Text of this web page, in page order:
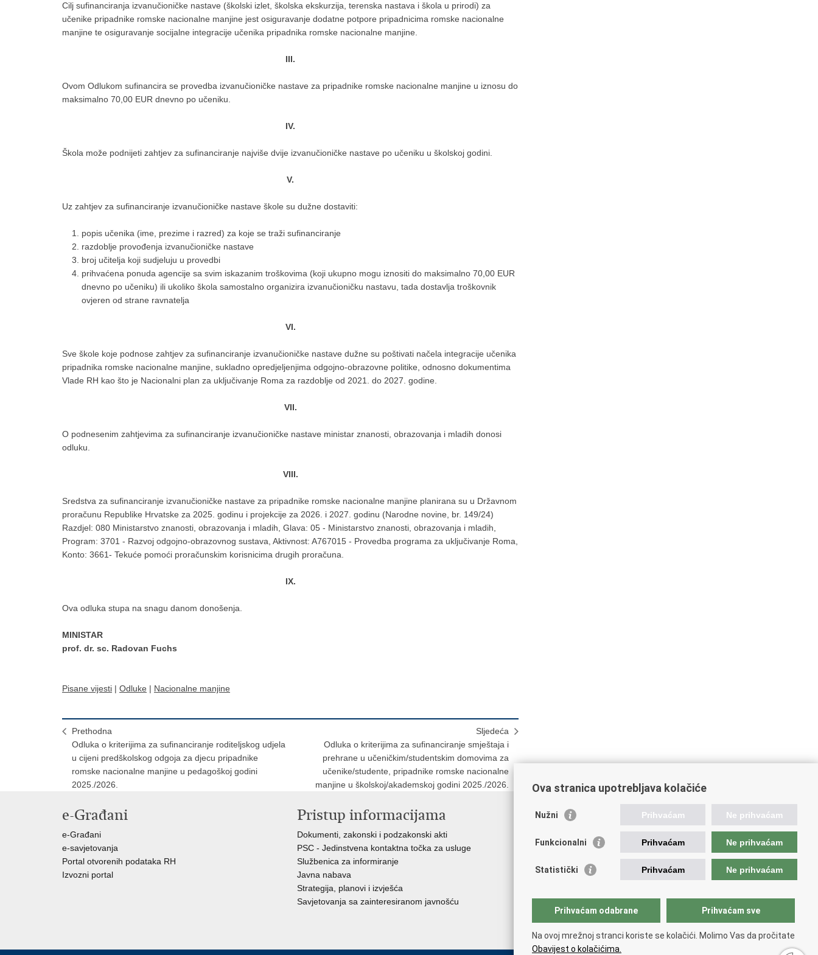
Cilj sufinanciranja izvanučioničke nastave (školski izlet, školska ekskurzija, terenska nastava i škola u prirodi) za
učenike pripadnike romske nacionalne manjine jest osiguravanje dodatne potpore pripadnicima romske nacionalne
manjine te osiguravanje socijalne integracije učenika pripadnika romske nacionalne manjine.
III.
Ovom Odlukom sufinancira se provedba izvanučioničke nastave za pripadnike romske nacionalne manjine u iznosu do
maksimalno 70,00 EUR dnevno po učeniku.
IV.
Škola može podnijeti zahtjev za sufinanciranje najviše dvije izvanučioničke nastave po učeniku u školskoj godini.
V.
Uz zahtjev za sufinanciranje izvanučioničke nastave škole su dužne dostaviti:
popis učenika (ime, prezime i razred) za koje se traži sufinanciranje
razdoblje provođenja izvanučioničke nastave
broj učitelja koji sudjeluju u provedbi
prihvaćena ponuda agencije sa svim iskazanim troškovima (koji ukupno mogu iznositi do maksimalno 70,00 EUR
dnevno po učeniku) ili ukoliko škola samostalno organizira izvanučioničku nastavu, tada dostavlja troškovnik
ovjeren od strane ravnatelja
VI.
Sve škole koje podnose zahtjev za sufinanciranje izvanučioničke nastave dužne su poštivati načela integracije učenika
pripadnika romske nacionalne manjine, sukladno opredjeljenjima odgojno-obrazovne politike, odnosno dokumentima
Vlade RH kao što je Nacionalni plan za uključivanje Roma za razdoblje od 2021. do 2027. godine.
VII.
O podnesenim zahtjevima za sufinanciranje izvanučioničke nastave ministar znanosti, obrazovanja i mladih donosi
odluku.
VIII.
Sredstva za sufinanciranje izvanučioničke nastave za pripadnike romske nacionalne manjine planirana su u Državnom
proračunu Republike Hrvatske za 2025. godinu i projekcije za 2026. i 2027. godinu (Narodne novine, br. 149/24)
Razdjel: 080 Ministarstvo znanosti, obrazovanja i mladih, Glava: 05 - Ministarstvo znanosti, obrazovanja i mladih,
Program: 3701 - Razvoj odgojno-obrazovnog sustava, Aktivnost: A767015 - Provedba programa za uključivanje Roma,
Konto: 3661- Tekuće pomoći proračunskim korisnicima drugih proračuna.
IX.
Ova odluka stupa na snagu danom donošenja.
MINISTAR
prof. dr. sc. Radovan Fuchs
Pisane vijesti | Odluke | Nacionalne manjine
Prethodna
Odluka o kriterijima za sufinanciranje roditeljskog udjela
u cijeni predškolskog odgoja za djecu pripadnike
romske nacionalne manjine u pedagoškoj godini
2025./2026.
Sljedeća
Odluka o kriterijima za sufinanciranje smještaja i
prehrane u učeničkim/studentskim domovima za
učenike/studente, pripadnike romske nacionalne
manjine u školskoj/akademskoj godini 2025./2026.
e-Građani
e-Građani
e-savjetovanja
Portal otvorenih podataka RH
Izvozni portal
Pristup informacijama
Dokumenti, zakonski i podzakonski akti
PSC - Jedinstvena kontaktna točka za usluge
Službenica za informiranje
Javna nabava
Strategija, planovi i izvješća
Savjetovanja sa zainteresiranom javnošću
Korisne poveznice
AZOO
AMPEU
NCVVO
Ova stranica upotrebljava kolačiće
Nužni Prihvaćam Ne prihvaćam
Funkcionalni Prihvaćam Ne prihvaćam
Statistički Prihvaćam Ne prihvaćam
Prihvaćam odabrane Prihvaćam sve
Na ovoj mrežnoj stranci koriste se kolačići. Molimo Vas da pročitate
Obavijest o kolačićima.